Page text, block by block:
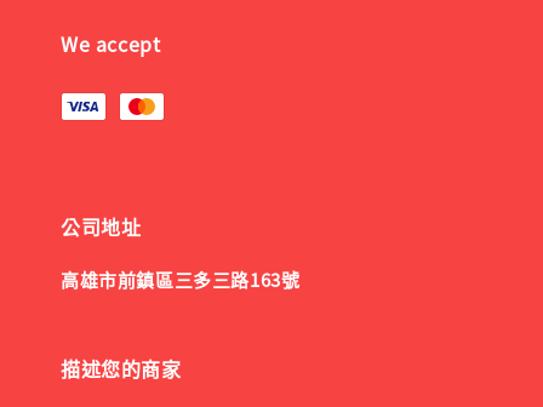
We accept
公司地址
高雄市前鎮區三多三路163號
描述您的商家